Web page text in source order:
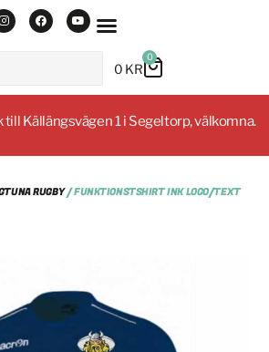
0 KR
0
Källängsvägen 1 i Segeltorp, välkomna.
RUGBY/ FUNKTIONSTSHIRT INK LOGO/TEXT